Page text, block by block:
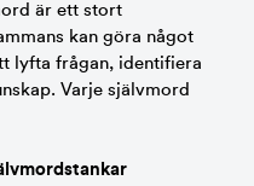
är ett stort
kan göra något
lyfta frågan, identifiera
Varje självmord